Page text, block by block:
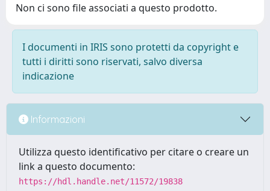
Non ci sono file associati a questo prodotto.
I documenti in IRIS sono protetti da copyright e
tutti i diritti sono riservati, salvo diversa
indicazione
Informazioni
Utilizza questo identificativo per citare o creare un
link a questo documento:
https://hdl.handle.net/11572/19838